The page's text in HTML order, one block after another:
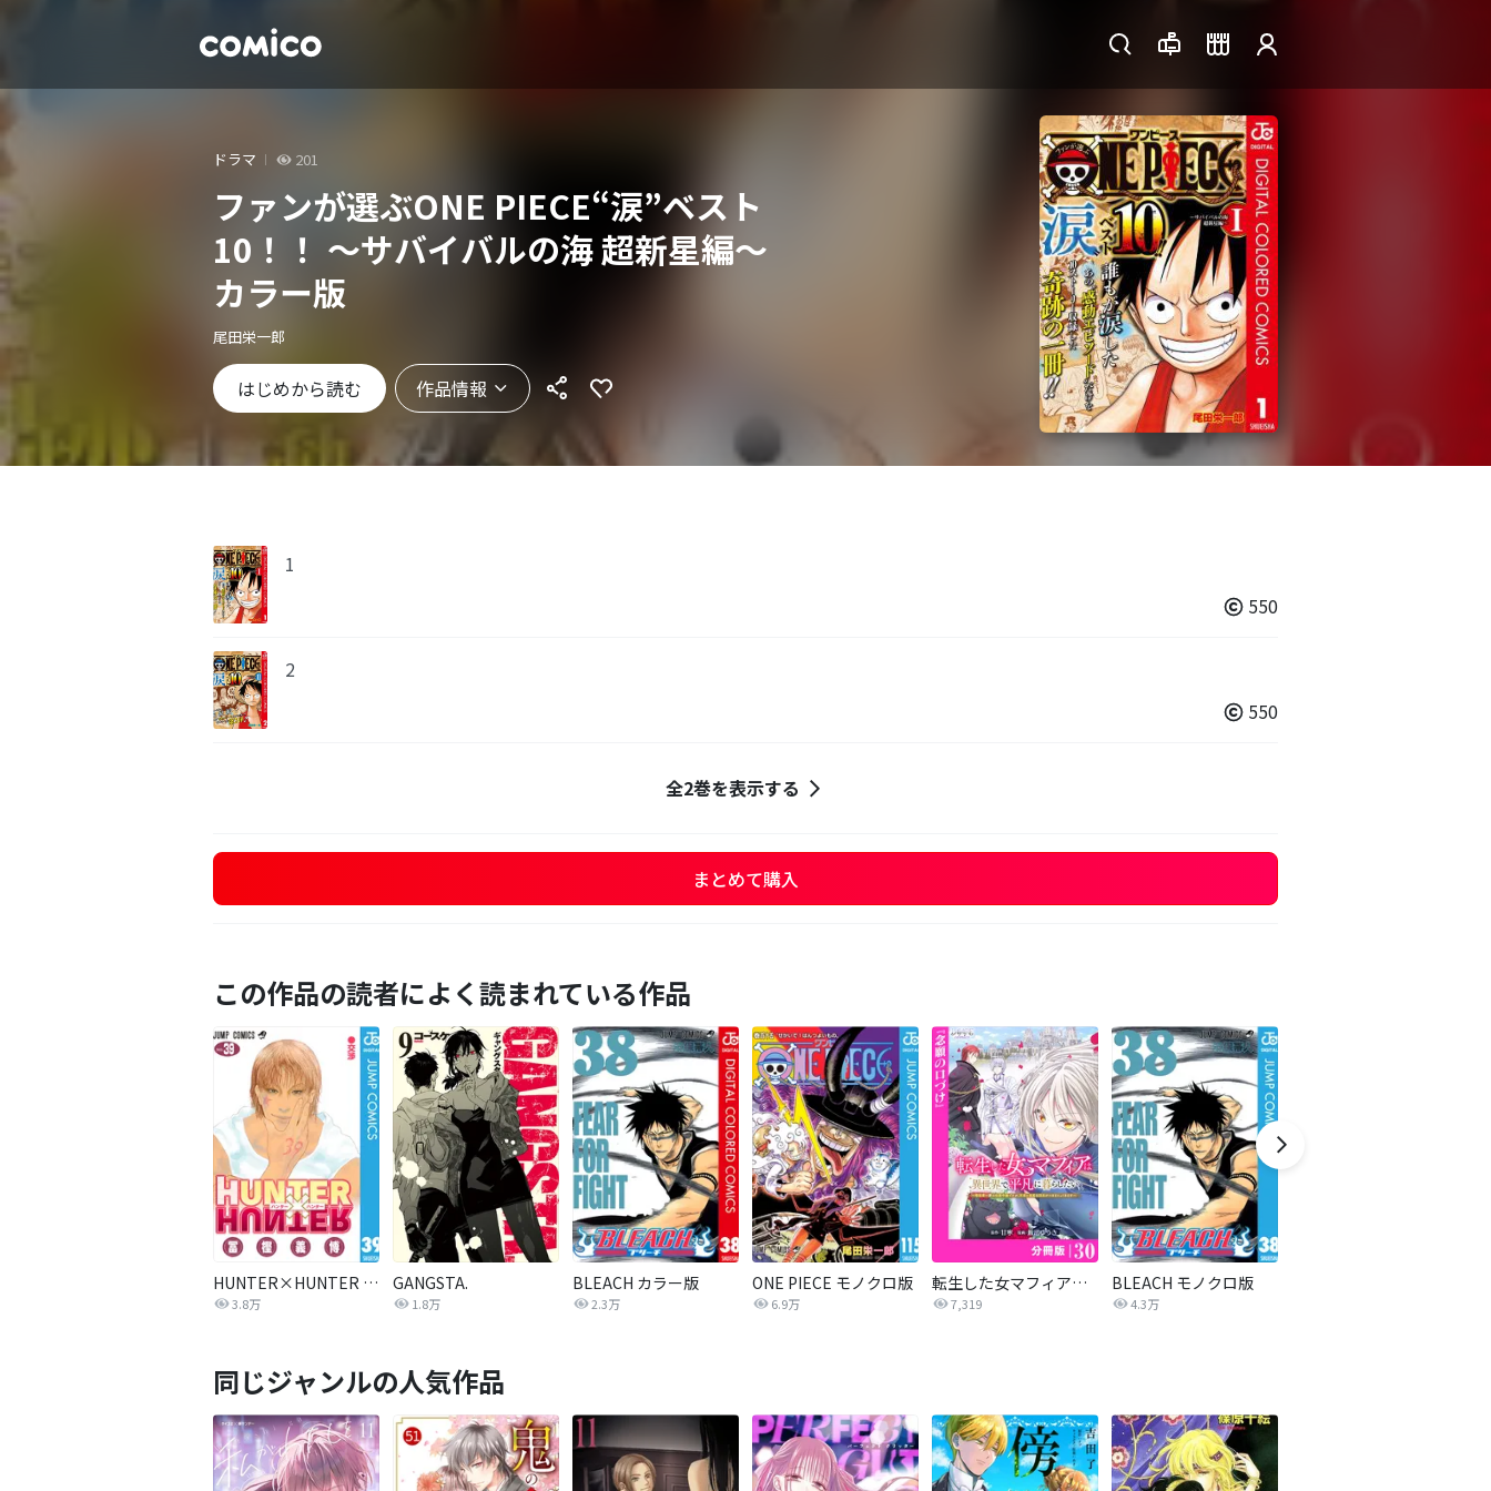
ドラマ 201
ファンが選ぶONE PIECE“涙”ベスト
10！！ ～サバイバルの海 超新星編～
カラー版
尾田栄一郎
はじめから読む 作品情報
1
550
2
550
全2巻を表示する
まとめて購入
この作品の読者によく読まれている作品
HUNTER×HUNTER モノクロ版
3.8万
GANGSTA.
1.8万
BLEACH カラー版
2.3万
ONE PIECE モノクロ版
6.9万
転生した女マフィアは異世界で平凡に暮らしたい～暗殺者一家の伯爵令嬢ですが、天使と悪魔な団長がつきまとってきます～【分冊版】
7,319
BLEACH モノクロ版
4.3万
同じジャンルの人気作品